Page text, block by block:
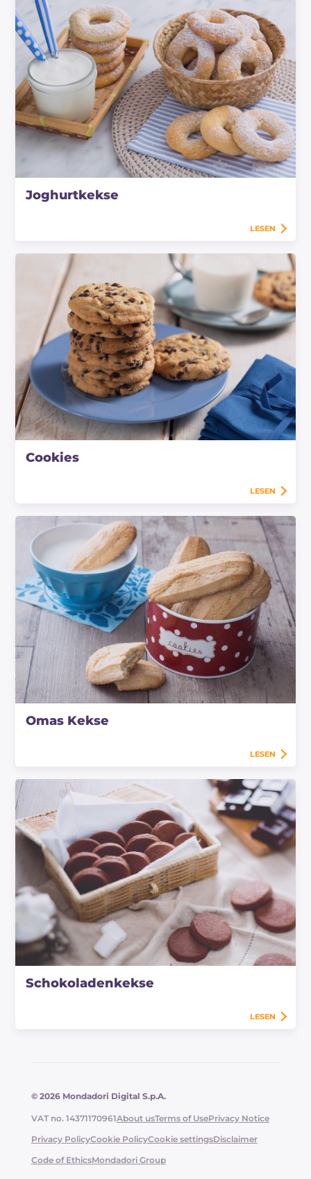
Joghurtkekse
LESEN
Cookies
LESEN
Omas Kekse
LESEN
Schokoladenkekse
LESEN
© 2026 Mondadori Digital S.p.A.
VAT no. 14371170961About usTerms of UsePrivacy Notice
Privacy PolicyCookie PolicyCookie settingsDisclaimer
Code of EthicsMondadori Group